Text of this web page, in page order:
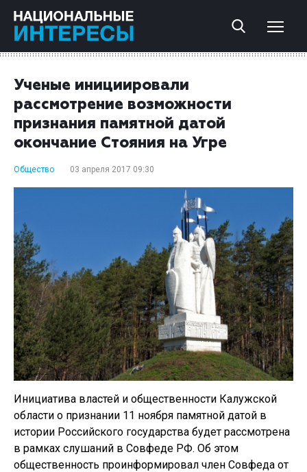
Ученые инициировали
рассмотрение возможности
признания памятной датой
окончание Стояния на Угре
Общество 03 апреля 2017 09:30
Инициатива властей и общественности Калужской
области о признании 11 ноября памятной датой в
истории Российского государства будет рассмотрена
в рамках слушаний в Совфеде РФ. Об этом
общественность проинформировал член Совфеда от